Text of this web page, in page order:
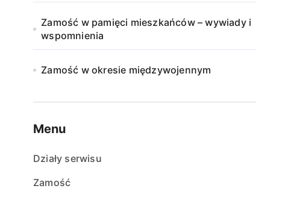
Zamość w pamięci mieszkańców – wywiady i
wspomnienia
Zamość w okresie międzywojennym
Menu
Działy serwisu
Zamość